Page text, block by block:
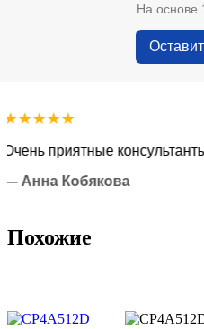
На основе
приятные консультанты и
Кобякова
Похожие